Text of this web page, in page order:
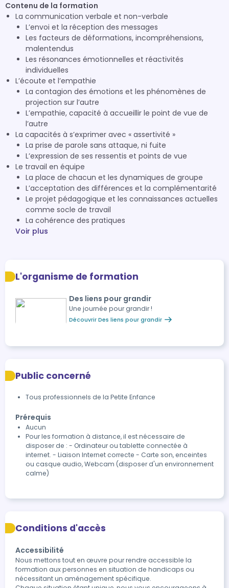
Contenu de la formation
La communication verbale et non-verbale
L’envoi et la réception des messages
Les facteurs de déformations, incompréhensions,
malentendus
Les résonances émotionnelles et réactivités
individuelles
L’écoute et l’empathie
La contagion des émotions et les phénomènes de
projection sur l’autre
L’empathie, capacité à accueillir le point de vue de
l’autre
La capacités à s’exprimer avec « assertivité »
La prise de parole sans attaque, ni fuite
L’expression de ses ressentis et points de vue
Le travail en équipe
La place de chacun et les dynamiques de groupe
L’acceptation des différences et la complémentarité
Le projet pédagogique et les connaissances actuelles
comme socle de travail
La cohérence des pratiques
Voir plus
L'organisme de formation
Des liens pour grandir
Une journée pour grandir !
Découvrir Des liens pour grandir
Public concerné
Tous professionnels de la Petite Enfance
Prérequis
Aucun
Pour les formation à distance, il est nécessaire de
disposer de : - Ordinateur ou tablette connectée à
internet. - Liaison Internet correcte - Carte son, enceintes
ou casque audio, Webcam (disposer d'un environnement
calme)
Conditions d'accès
Accessibilité
Nous mettons tout en œuvre pour rendre accessible la
formation aux personnes en situation de handicaps ou
nécessitant un aménagement spécifique.